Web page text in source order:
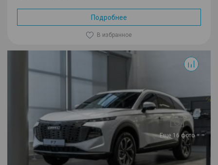
Подробнее
В избранное
Еще 16 фото